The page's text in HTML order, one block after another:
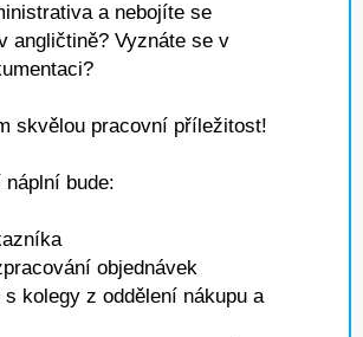
a nebojíte se
angličtině? Vyznáte se v
skvělou pracovní příležitost!
bude:
objednávek
kolegy z oddělení nákupu a